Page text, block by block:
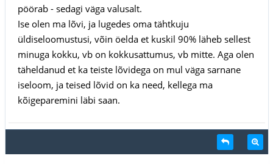
pöörab - sedagi väga valusalt.
Ise olen ma lõvi, ja lugedes oma tähtkuju
üldiseloomustusi, võin öelda et kuskil 90% läheb sellest
minuga kokku, vb on kokkusattumus, vb mitte. Aga olen
täheldanud et ka teiste lõvidega on mul väga sarnane
iseloom, ja teised lõvid on ka need, kellega ma
kõigeparemini läbi saan.